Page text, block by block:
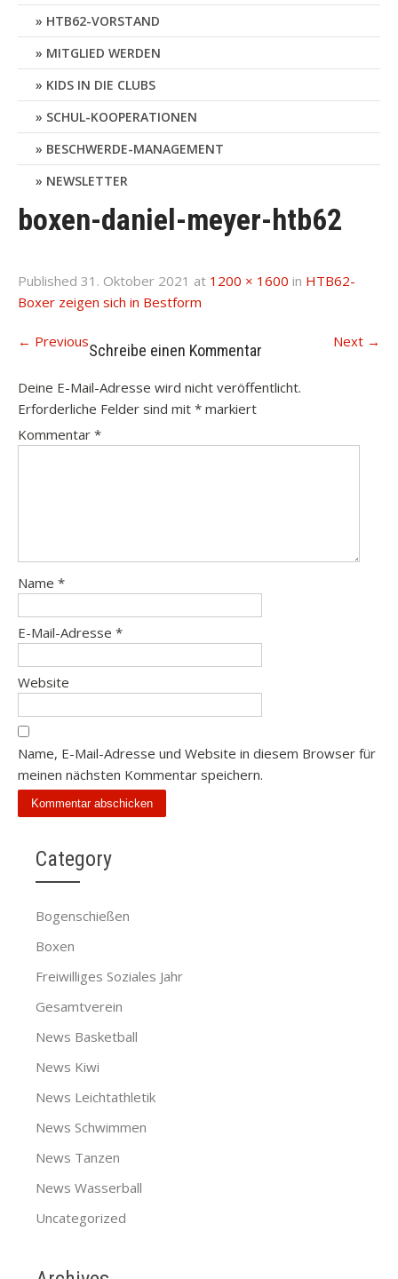
HTB62-VORSTAND
MITGLIED WERDEN
KIDS IN DIE CLUBS
SCHUL-KOOPERATIONEN
BESCHWERDE-MANAGEMENT
NEWSLETTER
boxen-daniel-meyer-htb62
Published 31. Oktober 2021 at 1200 × 1600 in HTB62-
Boxer zeigen sich in Bestform
← Previous Next →
Schreibe einen Kommentar
Deine E-Mail-Adresse wird nicht veröffentlicht.
Erforderliche Felder sind mit * markiert
Kommentar *
Name *
E-Mail-Adresse *
Website
Name, E-Mail-Adresse und Website in diesem Browser für
meinen nächsten Kommentar speichern.
Category
Bogenschießen
Boxen
Freiwilliges Soziales Jahr
Gesamtverein
News Basketball
News Kiwi
News Leichtathletik
News Schwimmen
News Tanzen
News Wasserball
Uncategorized